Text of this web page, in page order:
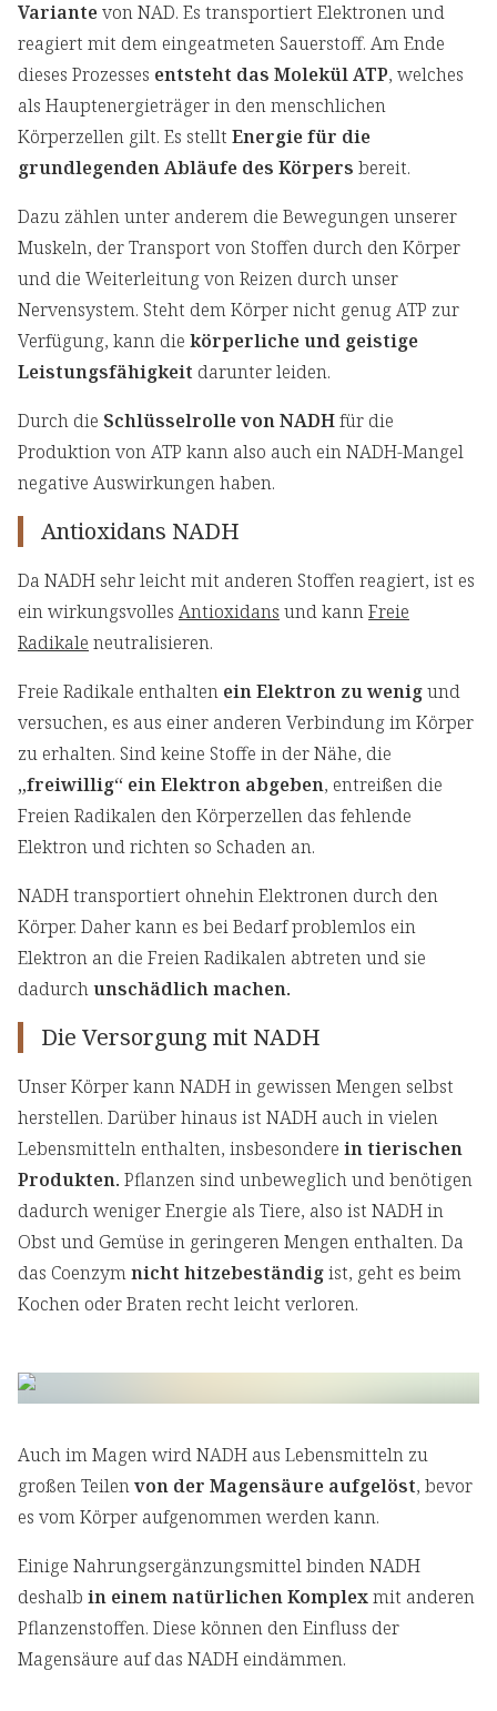
Variantevon NAD. Es transportiert Elektronen und
reagiert mit dem eingeatmeten Sauerstoff. Am Ende
dieses Prozesses entsteht das Molekül ATP, welches
als Hauptenergieträger in den menschlichen
Körperzellen gilt. Es stellt Energie für die
grundlegenden Abläufe des Körpers bereit.
Dazu zählen unter anderem die Bewegungen unserer
Muskeln, der Transport von Stoffen durch den Körper
und die Weiterleitung von Reizen durch unser
Nervensystem. Steht dem Körper nicht genug ATP zur
Verfügung, kann die körperliche und geistige
Leistungsfähigkeit darunter leiden.
Durch die Schlüsselrolle von NADHfür die
Produktion von ATP kann also auch ein NADH-Mangel
negative Auswirkungen haben.
Antioxidans NADH
Da NADH sehr leicht mit anderen Stoffen reagiert, ist es
ein wirkungsvolles Antioxidans und kannFreie
Radikale neutralisieren.
Freie Radikale enthalten ein Elektron zu wenigund
versuchen, es aus einer anderen Verbindung im Körper
zu erhalten. Sind keine Stoffe in der Nähe, die
„freiwillig“ ein Elektron abgeben, entreißen die
Freien Radikalen den Körperzellen das fehlende
Elektron und richten so Schaden an.
NADH transportiert ohnehin Elektronen durch den
Körper. Daher kann es bei Bedarf problemlos ein
Elektron an die Freien Radikalen abtreten und sie
dadurchunschädlich machen.
Die Versorgung mit NADH
Unser Körper kann NADH in gewissen Mengen selbst
herstellen. Darüber hinaus ist NADH auch in vielen
Lebensmitteln enthalten, insbesondere in tierischen
Produkten. Pflanzen sind unbeweglich und benötigen
dadurch weniger Energie als Tiere, also ist NADH in
Obst und Gemüse in geringeren Mengen enthalten. Da
das Coenzymnicht hitzebeständigist, geht es beim
Kochen oder Braten recht leicht verloren.
Auch im Magen wird NADH aus Lebensmitteln zu
großen Teilenvon der Magensäure aufgelöst, bevor
es vom Körper aufgenommen werden kann.
Einige Nahrungsergänzungsmittel binden NADH
deshalb in einem natürlichen Komplexmit anderen
Pflanzenstoffen. Diese können den Einfluss der
Magensäure auf das NADH eindämmen.